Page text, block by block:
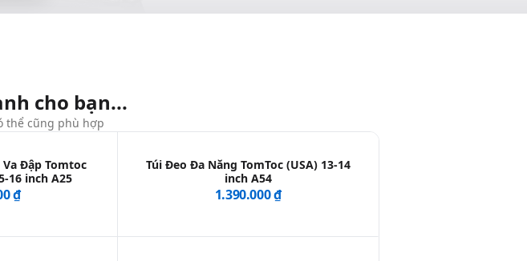
cho bạn...
thể cũng phù hợp
Đập Tomtoc
16 inch A25
₫
Túi Đeo Đa Năng TomToc (USA) 13-14
inch A54
1.390.000 ₫